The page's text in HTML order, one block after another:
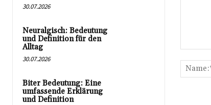
30.07.2026
Neuralgisch: Bedeutung
und Definition für den
Alltag
30.07.2026
Biter Bedeutung: Eine
umfassende Erklärung
und Definition